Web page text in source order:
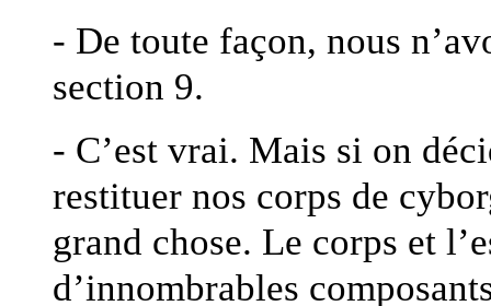
- De toute façon, nous
section 9.
- C’est vrai. Mais si on
restituer nos corps de
grand chose. Le corps et
d’innombrables